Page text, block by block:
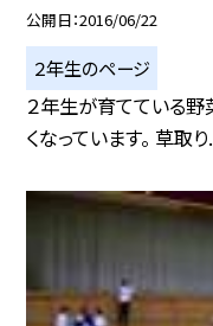
公開日 2016/06/22
２年生のページ
２年生が育てている野
くなっています。 草取り